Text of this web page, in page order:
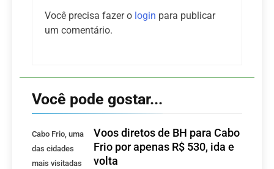
Você precisa fazer o login para publicar
um comentário.
Você pode gostar...
Cabo Frio, uma
das cidades
mais visitadas
Voos diretos de BH para Cabo
Frio por apenas R$ 530, ida e
volta